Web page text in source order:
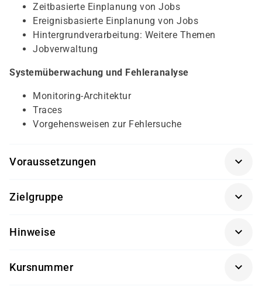
Zeitbasierte Einplanung von Jobs
Ereignisbasierte Einplanung von Jobs
Hintergrundverarbeitung: Weitere Themen
Jobverwaltung
Systemüberwachung und Fehleranalyse
Monitoring-Architektur
Traces
Vorgehensweisen zur Fehlersuche
Voraussetzungen
Zielgruppe
mit der Administration der SAP®-Software zu tun
Hinweise
Kursnummer